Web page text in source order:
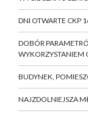
DNI OTWARTE CKP
DOBÓR
WYKORZYSTANIEM
BUDYNEK,
NAJZDOLNIEJSZA